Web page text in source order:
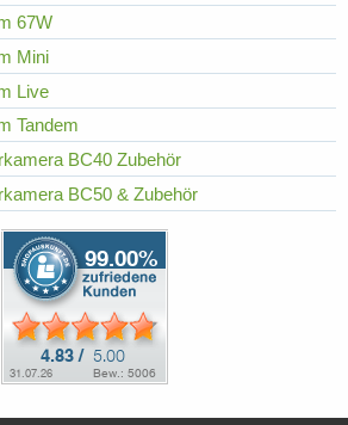
67W
Mini
Live
Tandem
BC40 Zubehör
BC50 & Zubehör